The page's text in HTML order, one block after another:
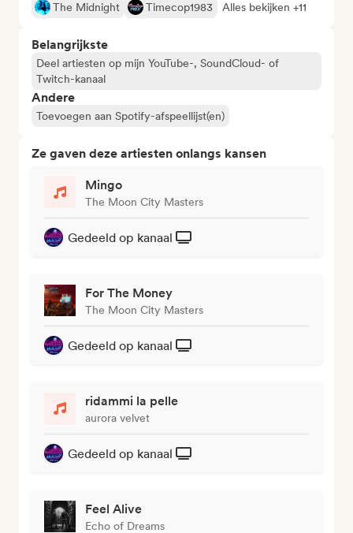
The Midnight
Timecop1983 Alles bekijken +11
Belangrijkste
Deel artiesten op mijn YouTube-, SoundCloud- of
Twitch-kanaal
Andere
Toevoegen aan Spotify-afspeellijst(en)
Ze gaven deze artiesten onlangs kansen
Mingo
The Moon City Masters
Gedeeld op kanaal
For The Money
The Moon City Masters
Gedeeld op kanaal
ridammi la pelle
aurora velvet
Gedeeld op kanaal
Feel Alive
Echo of Dreams